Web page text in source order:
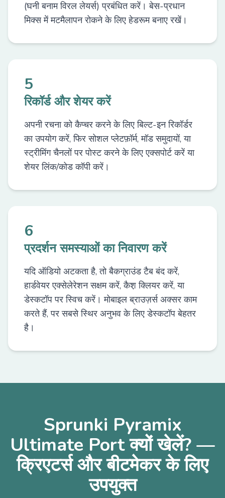
(घनी बनाम विरल लेयर्स) प्रबंधित करें। बेस-प्रधान
मिक्स में मटमैलापन रोकने के लिए हेडरूम बनाए रखें।
5
रिकॉर्ड और शेयर करें
अपनी रचना को कैप्चर करने के लिए बिल्ट-इन रिकॉर्डर
का उपयोग करें, फिर सोशल प्लेटफ़ॉर्म, मॉड समुदायों, या
स्ट्रीमिंग चैनलों पर पोस्ट करने के लिए एक्सपोर्ट करें या
शेयर लिंक/कोड कॉपी करें।
6
प्रदर्शन समस्याओं का निवारण करें
यदि ऑडियो अटकता है, तो बैकग्राउंड टैब बंद करें,
हार्डवेयर एक्सेलेरेशन सक्षम करें, कैश़ क्लियर करें, या
डेस्कटॉप पर स्विच करें। मोबाइल ब्राउज़र्स अक्सर काम
करते हैं, पर सबसे स्थिर अनुभव के लिए डेस्कटॉप बेहतर
है।
Sprunki Pyramix
Ultimate Port क्यों खेलें? —
क्रिएटर्स और बीटमेकर के लिए
उपयुक्त